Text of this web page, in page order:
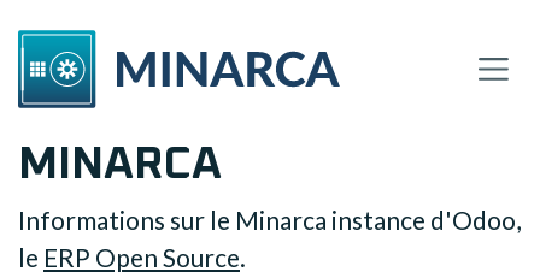
MINARCA
Informations sur le Minarca instance d'Odoo,
le ERP Open Source.